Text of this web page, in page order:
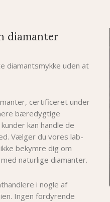
diamanter
diamantsmykke uden at
certificeret under
bæredygtige
kan handle de
Vælger du vores lab-
kke bekymre dig om
naturlige diamanter.
i nogle af
Ingen fordyrende